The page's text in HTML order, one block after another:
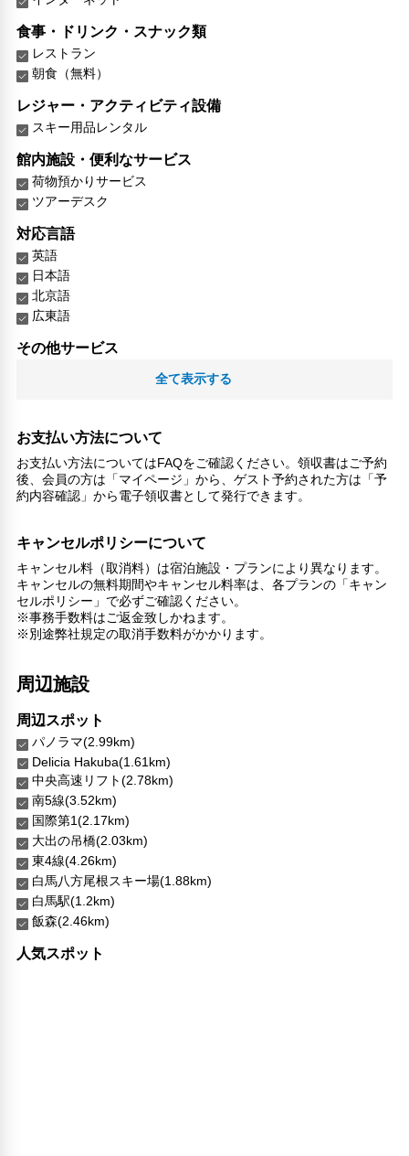
食事・ドリンク・スナック類
レストラン
朝食（無料）
レジャー・アクティビティ設備
スキー用品レンタル
館内施設・便利なサービス
荷物預かりサービス
ツアーデスク
対応言語
英語
日本語
北京語
広東語
その他サービス
コインランドリー
近隣コインランドリー
チェックイン/チェックアウト（プライベート）
リネン・衣類の湯洗い
全て表示する
お支払い方法について
お支払い方法についてはFAQをご確認ください。領収書はご予約
後、会員の方は「マイページ」から、ゲスト予約された方は「予
約内容確認」から電子領収書として発行できます。
キャンセルポリシーについて
キャンセル料（取消料）は宿泊施設・プランにより異なります。
キャンセルの無料期間やキャンセル料率は、各プランの「キャン
セルポリシー」で必ずご確認ください。
※事務手数料はご返金致しかねます。
※別途弊社規定の取消手数料がかかります。
周辺施設
周辺スポット
パノラマ(2.99km)
Delicia Hakuba(1.61km)
中央高速リフト(2.78km)
南5線(3.52km)
国際第1(2.17km)
大出の吊橋(2.03km)
東4線(4.26km)
白馬八方尾根スキー場(1.88km)
白馬駅(1.2km)
飯森(2.46km)
人気スポット